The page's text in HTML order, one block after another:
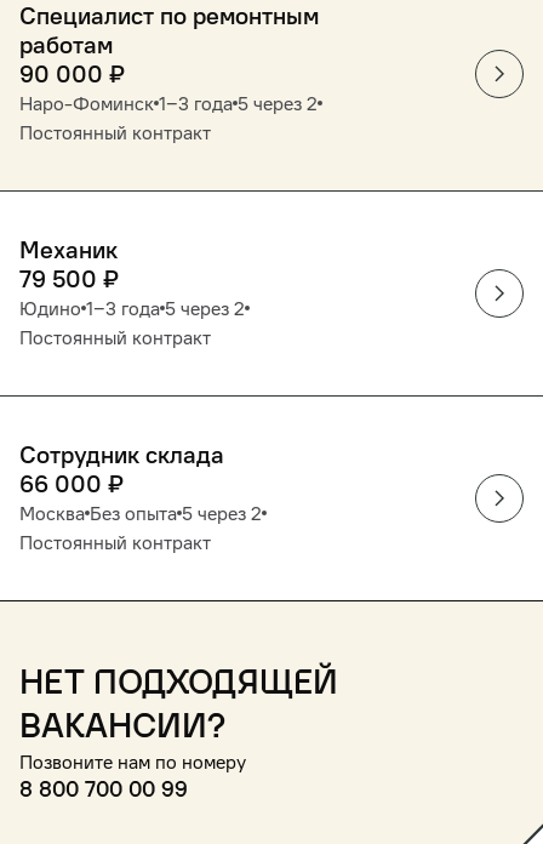
Специалист по ремонтным
работам
90 000 ₽
Наро-Фоминск 1‒3 года 5 через 2
Постоянный контракт
Механик
79 500 ₽
Юдино 1‒3 года 5 через 2
Постоянный контракт
Сотрудник склада
66 000 ₽
Москва Без опыта 5 через 2
Постоянный контракт
Нет подходящей
вакансии?
Позвоните нам по номеру
8 800 700 00 99